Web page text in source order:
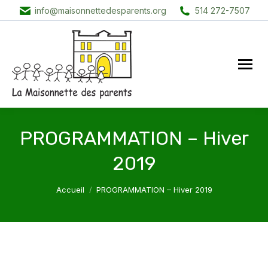
info@maisonnettedesparents.org 514 272-7507
PROGRAMMATION – Hiver
2019
Vous êtes ici :
Accueil PROGRAMMATION – Hiver 2019